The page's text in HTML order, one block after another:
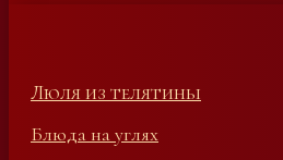
Люля из телятины
Блюда на углях